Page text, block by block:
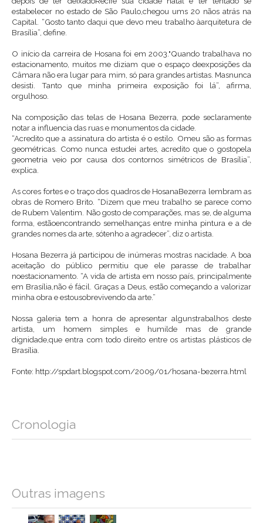
estabelecer no estado de São Paulo,chegou ums 20 nãos atrás na
Capital. “Gosto tanto daqui que devo meu trabalho àarquitetura de
Brasília”, define.
O início da carreira de Hosana foi em 2003."Quando trabalhava no
estacionamento, muitos me diziam que o espaço deexposições da
Câmara não era lugar para mim, só para grandes artistas. Masnunca
desisti. Tanto que minha primeira exposição foi lá”, afirma,
orgulhoso.
Na composição das telas de Hosana Bezerra, pode seclaramente
notar a influencia das ruas e monumentos da cidade.
“Acredito que a assinatura do artista é o estilo. Omeu são as formas
geométricas. Como nunca estudei artes, acredito que o gostopela
geometria veio por causa dos contornos simétricos de Brasília”,
explica.
As cores fortes e o traço dos quadros de HosanaBezerra lembram as
obras de Romero Brito. “Dizem que meu trabalho se parece como
de Rubem Valentim. Não gosto de comparações, mas se, de alguma
forma, estãoencontrando semelhanças entre minha pintura e a de
grandes nomes da arte, sótenho a agradecer”, diz o artista.
Hosana Bezerra já participou de inúmeras mostras nacidade. A boa
aceitação do público permitiu que ele parasse de trabalhar
noestacionamento. “A vida de artista em nosso país, principalmente
em Brasília,não é fácil. Graças a Deus, estão começando a valorizar
minha obra e estousobrevivendo da arte.”
Nossa galeria tem a honra de apresentar algunstrabalhos deste
artista, um homem simples e humilde mas de grande
dignidade,que entra com todo direito entre os artistas plásticos de
Brasília.
Fonte: http://spdart.blogspot.com/2009/01/hosana-bezerra.html
Cronologia
Outras imagens